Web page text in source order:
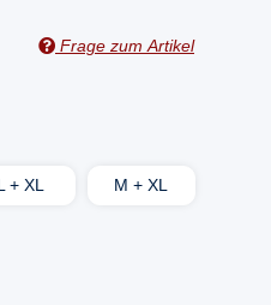
Frage zum Artikel
+ XL M + XL